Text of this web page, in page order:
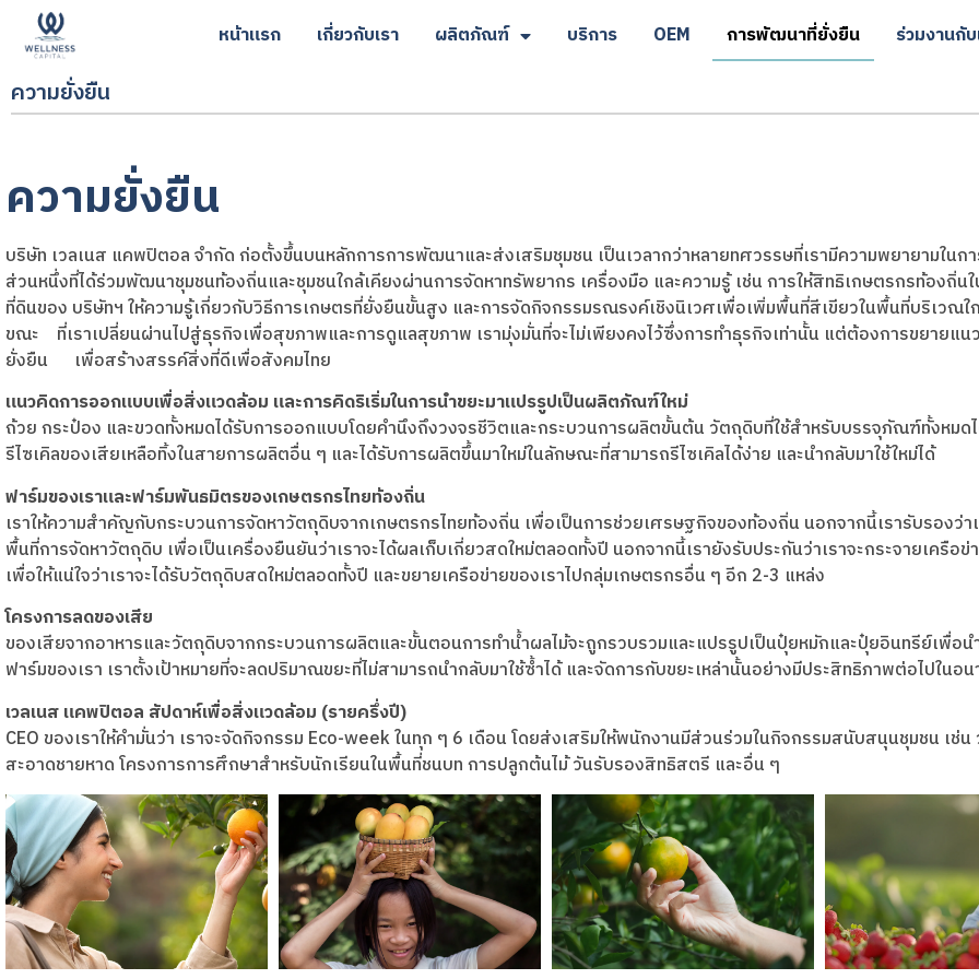
หน้าแรก เกี่ยวกับเรา ผลิตภัณฑ์ บริการ OEM การพัฒนาที่ยั่งยืน ร่วมงานกับ
ความยั่งยืน
ความยั่งยืน
บริษัท เวลเนส แคพปิตอล จำกัด ก่อตั้งขึ้นบนหลักการการพัฒนาและส่งเสริมชุมชน เป็นเวลากว่าหลายทศวรรษที่เรามีความพยายา
ส่วนหนึ่งที่ได้ร่วมพัฒนาชุมชนท้องถิ่นและชุมชนใกล้เคียงผ่านการจัดหาทรัพยากร เครื่องมือ และความรู้ เช่น การให้สิทธิเกษตรกรท้องถิ่นใ
ที่ดินของ บริษัทฯ ให้ความรู้เกี่ยวกับวิธีการเกษตรที่ยั่งยืนขั้นสูง และการจัดกิจกรรมรณรงค์เชิงนิเวศเพื่อเพิ่มพื้นที่สีเขียวในพื้นที่บริเวณใ
ขณะ ที่เราเปลี่ยนผ่านไปสู่ธุรกิจเพื่อสุขภาพและการดูแลสุขภาพ เรามุ่งมั่นที่จะไม่เพียงคงไว้ซึ่งการทำธุรกิจเท่านั้น แต่ต้องการขยายแน
ยั่งยืน เพื่อสร้างสรรค์สิ่งที่ดีเพื่อสังคมไทย
แนวคิดการออกแบบเพื่อสิ่งแวดล้อม และการคิดริเริ่มในการนำขยะมาแปรรูปเป็นผลิตภัณฑ์ใหม่
ถ้วย กระป๋อง และขวดทั้งหมดได้รับการออกแบบโดยคํานึงถึงวงจรชีวิตและกระบวนการผลิตขั้นต้น วัตถุดิบที่ใช้สําหรับบรรจุภัณฑ์ทั้งหมด
รีไซเคิลของเสียเหลือทิ้งในสายการผลิตอื่น ๆ และได้รับการผลิตขึ้นมาใหม่ในลักษณะที่สามารถรีไซเคิลได้ง่าย และนํากลับมาใช้ใหม่ได้
ฟาร์มของเราและฟาร์มพันธมิตรของเกษตรกรไทยท้องถิ่น
เราให้ความสำคัญกับกระบวนการจัดหาวัตถุดิบจากเกษตรกรไทยท้องถิ่น เพื่อเป็นการช่วยเศรษฐกิจของท้องถิ่น นอกจากนี้เรารับรองว่า
พื้นที่การจัดหาวัตถุดิบ เพื่อเป็นเครื่องยืนยันว่าเราจะได้ผลเก็บเกี่ยวสดใหม่ตลอดทั้งปี นอกจากนี้เรายังรับประกันว่าเราจะกระจายเครือข่
เพื่อให้แน่ใจว่าเราจะได้รับวัตถุดิบสดใหม่ตลอดทั้งปี และขยายเครือข่ายของเราไปกลุ่มเกษตรกรอื่น ๆ อีก 2-3 แหล่ง
โครงการลดของเสีย
ของเสียจากอาหารและวัตถุดิบจากกระบวนการผลิตและขั้นตอนการทำน้ำผลไม้จะถูกรวบรวมและแปรรูปเป็นปุ๋ยหมักและปุ๋ยอินทรีย์เพื่อน
ฟาร์มของเรา เราตั้งเป้าหมายที่จะลดปริมาณขยะที่ไม่สามารถนำกลับมาใช้ซ้ำได้ และจัดการกับขยะเหล่านั้นอย่างมีประสิทธิภาพต่อไปในอ
เวลเนส แคพปิตอล สัปดาห์เพื่อสิ่งแวดล้อม (รายครึ่งปี)
CEO ของเราให้คำมั่นว่า เราจะจัดกิจกรรม Eco-week ในทุก ๆ 6 เดือน โดยส่งเสริมให้พนักงานมีส่วนร่วมในกิจกรรมสนับสนุนชุมชน เช่น
สะอาดชายหาด โครงการการศึกษาสำหรับนักเรียนในพื้นที่ชนบท การปลูกต้นไม้ วันรับรองสิทธิสตรี และอื่น ๆ